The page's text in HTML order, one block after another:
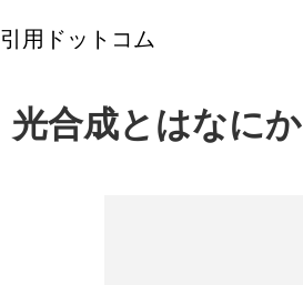
引用ドットコム
光合成とはなにか